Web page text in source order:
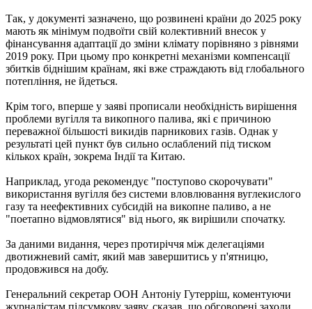
Так, у документі зазначено, що розвинені країни до 2025 року
мають як мінімум подвоїти свій колективний внесок у
фінансування адаптації до зміни клімату порівняно з рівнями
2019 року. При цьому про конкретні механізми компенсації
збитків біднішим країнам, які вже страждають від глобального
потепління, не йдеться.
Крім того, вперше у заяві прописали необхідність вирішення
проблеми вугілля та викопного палива, які є причиною
переважної більшості викидів парникових газів. Однак у
результаті цей пункт був сильно ослаблений під тиском
кількох країн, зокрема Індії та Китаю.
Наприклад, угода рекомендує "поступово скорочувати"
використання вугілля без системи вловлювання вуглекислого
газу та неефективних субсидій на викопне паливо, а не
"поетапно відмовлятися" від нього, як вирішили спочатку.
За даними видання, через протиріччя між делегаціями
двотижневий саміт, який мав завершитись у п'ятницю,
продовжився на добу.
Генеральний секретар ООН Антоніу Гутерріш, коментуючи
журналістам підсумкову заяву, сказав, що обговорені заходи